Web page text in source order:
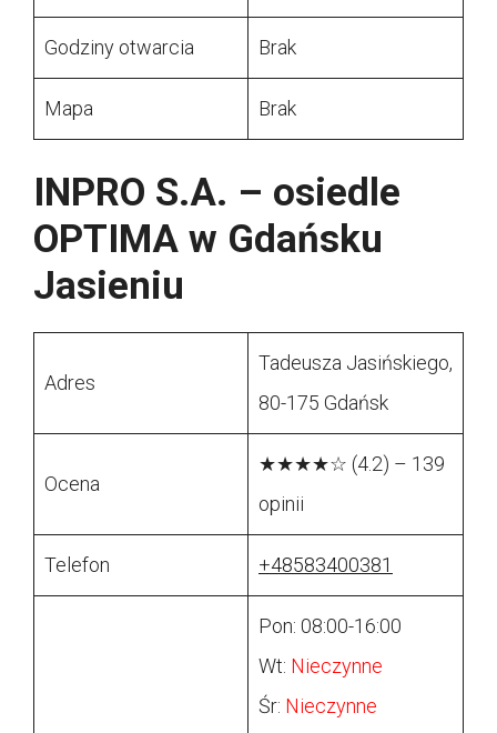
Godziny otwarcia Brak
Mapa Brak
INPRO S.A. – osiedle
OPTIMA w Gdańsku
Jasieniu
Adres
Tadeusza Jasińskiego,
80-175 Gdańsk
Ocena
★★★★☆ (4.2) – 139
opinii
Telefon +48583400381
Pon: 08:00-16:00
Wt: Nieczynne
Śr: Nieczynne